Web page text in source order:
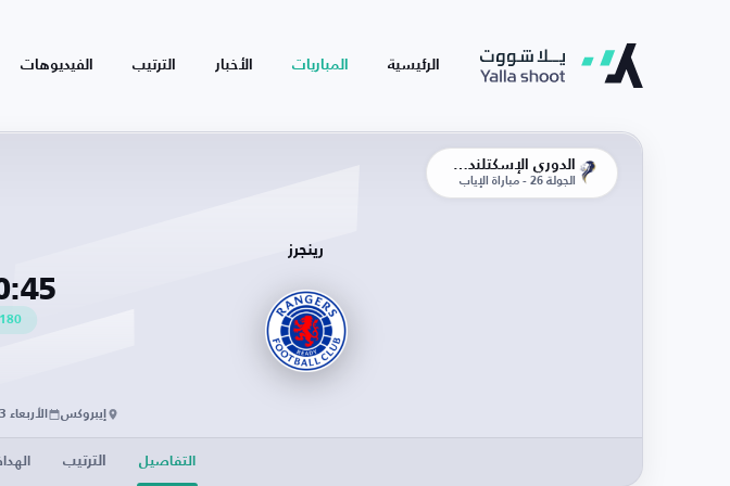
الرئيسية المباريات الأخبار الترتيب الفيديوهات
الجولة 26 - مباراة الإياب
رينجرز
180
إيبروكس الأربعاء 03-02-2027 · 10:45 م
التفاصيل الترتيب